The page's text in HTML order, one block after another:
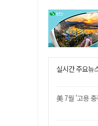
실시간 주요뉴
美 7월 '고용